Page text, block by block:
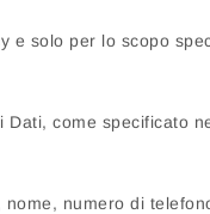
e solo per lo scopo
come specificato
numero di